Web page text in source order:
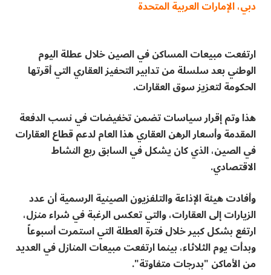
دبي، الإمارات العربية المتحدة
ارتفعت مبيعات المساكن في الصين خلال عطلة اليوم
الوطني بعد سلسلة من تدابير التحفيز العقاري التي أقرتها
الحكومة لتعزيز سوق العقارات.
هذا وتم إقرار سياسات تضمن تخفيضات في نسب الدفعة
المقدمة وأسعار الرهن العقاري هذا العام لدعم قطاع العقارات
في الصين، الذي كان يشكل في السابق ربع النشاط
الاقتصادي.
وأفادت هيئة الإذاعة والتلفزيون الصينية الرسمية أن عدد
الزيارات إلى العقارات، والتي تعكس الرغبة في شراء منزل،
ارتفع بشكل كبير خلال فترة العطلة التي استمرت أسبوعاً
وبدأت يوم الثلاثاء، بينما ارتفعت مبيعات المنازل في العديد
من الأماكن "بدرجات متفاوتة".